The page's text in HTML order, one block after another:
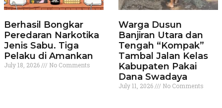
Berhasil Bongkar
Peredaran Narkotika
Jenis Sabu. Tiga
Pelaku di Amankan
July 18, 2026 No Comments
Warga Dusun
Banjiran Utara dan
Tengah “Kompak”
Tambal Jalan Kelas
Kabupaten Pakai
Dana Swadaya
July 11, 2026 No Comments